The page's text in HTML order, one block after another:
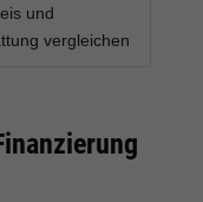
und
vergleichen